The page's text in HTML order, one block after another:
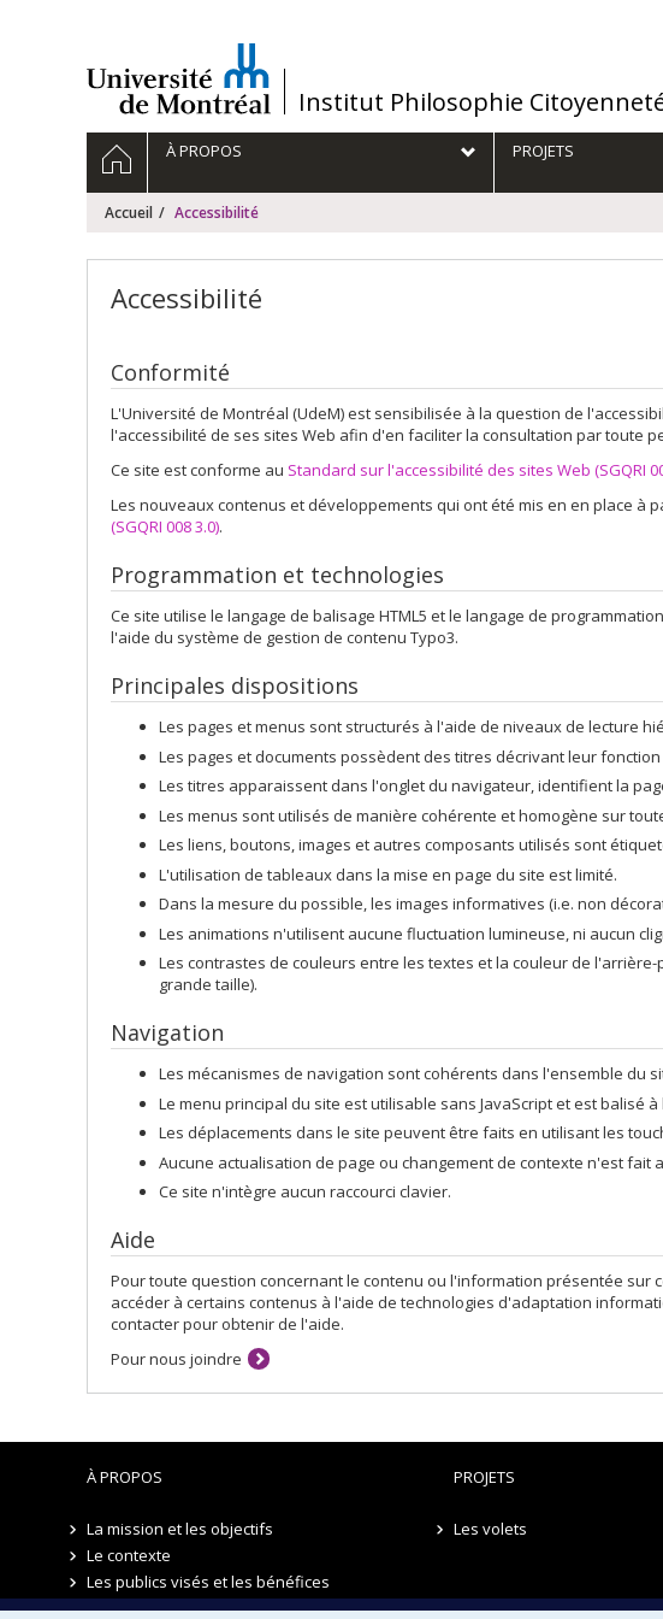
/Institut Philosophie
Navigation
principale
ACCUEILÀ PROPOS PROJETS
Accueil Accessibilité
Accessibilité
Conformité
L'Université de Montréal (UdeM) est sensibilisée à la question de
l'accessibilité de ses sites Web afin d'en faciliter la consultation par toute
Ce site est conforme au Standard sur l'accessibilité des sites Web (SGQRI
Les nouveaux contenus et développements qui ont été mis en en place à
(SGQRI 008 3.0).
Programmation et technologies
Ce site utilise le langage de balisage HTML5 et le langage de
l'aide du système de gestion de contenu Typo3.
Principales dispositions
Les pages et menus sont structurés à l'aide de niveaux de lecture
Les pages et documents possèdent des titres décrivant leur
Les titres apparaissent dans l'onglet du navigateur, identifient la
Les menus sont utilisés de manière cohérente et homogène sur
Les liens, boutons, images et autres composants utilisés sont
L'utilisation de tableaux dans la mise en page du site est limité.
Dans la mesure du possible, les images informatives (i.e. non
Les animations n'utilisent aucune fluctuation lumineuse, ni aucun
Les contrastes de couleurs entre les textes et la couleur de
grande taille).
Navigation
Les mécanismes de navigation sont cohérents dans l'ensemble du
Le menu principal du site est utilisable sans JavaScript et est balisé
Les déplacements dans le site peuvent être faits en utilisant les
Aucune actualisation de page ou changement de contexte n'est fait
Ce site n'intègre aucun raccourci clavier.
Aide
Pour toute question concernant le contenu ou l'information présentée sur
accéder à certains contenus à l'aide de technologies d'adaptation
contacter pour obtenir de l'aide.
Pour nous joindre
À PROPOS
La mission et les objectifs
Le contexte
Les publics visés et les bénéfices
PROJETS
Les volets